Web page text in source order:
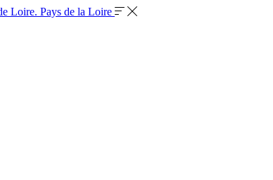
Loire. Pays de la Loire